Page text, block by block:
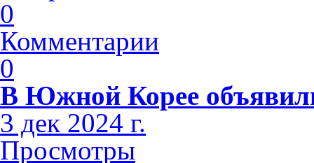
0
Комментарии
0
В Южной Корее
3 дек 2024 г.
Просмотры